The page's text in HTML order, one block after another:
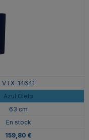
VTX-14641
Azul Cielo
63 cm
En stock
159,80 €